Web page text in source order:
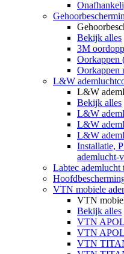
Bekijk alles
3M
Oorkappen
Oorkappen
L&W
L&W
Bekijk alles
L&W
L&W
L&W
Installatie,
ademlucht-
Labtec ademlucht
VTN mobiele
VTN
Bekijk alles
VTN
VTN
VTN